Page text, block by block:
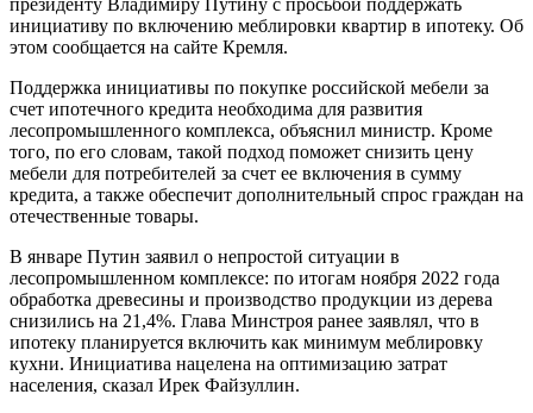
инициативу по включению меблировки квартир в ипотеку. Об
этом сообщается на сайте Кремля.
Поддержка инициативы по покупке российской мебели за
счет ипотечного кредита необходима для развития
лесопромышленного комплекса, объяснил министр. Кроме
того, по его словам, такой подход поможет снизить цену
мебели для потребителей за счет ее включения в сумму
кредита, а также обеспечит дополнительный спрос граждан на
отечественные товары.
В январе Путин заявил о непростой ситуации в
лесопромышленном комплексе: по итогам ноября 2022 года
обработка древесины и производство продукции из дерева
снизились на 21,4%. Глава Минстроя ранее заявлял, что в
ипотеку планируется включить как минимум меблировку
кухни. Инициатива нацелена на оптимизацию затрат
населения, сказал Ирек Файзуллин.